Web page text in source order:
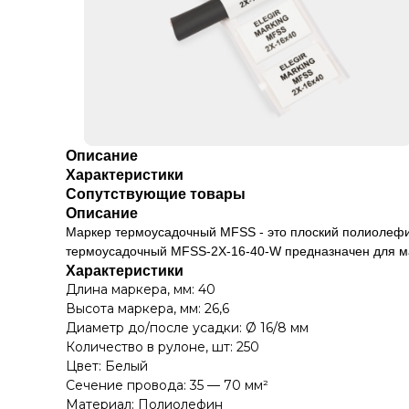
Описание
Характеристики
Сопутствующие товары
Описание
Маркер термоусадочный MFSS - это плоский
термоусадочный MFSS-2X-16-40-W предназначен
Характеристики
Длина маркера, мм: 40
Высота маркера, мм: 26,6
Диаметр до/после усадки: Ø 16/8 мм
Количество в рулоне, шт: 250
Цвет: Белый
Сечение провода: 35 — 70 мм²
Материал: Полиолефин